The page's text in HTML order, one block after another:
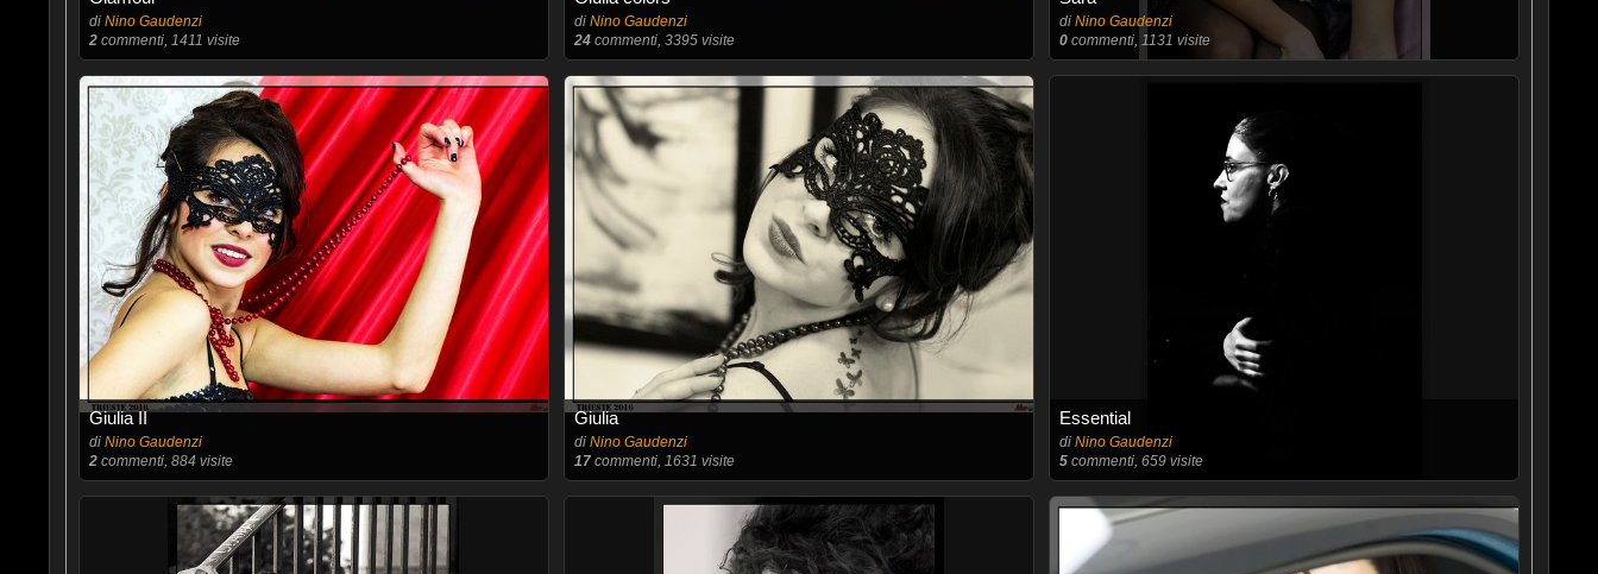
di Nino Gaudenzi
2commenti, 1411 visite
di Nino Gaudenzi
24commenti, 3395 visite
diNino Gaudenzi
0 commenti, 1131 visite
Giulia II
di Nino Gaudenzi
2commenti, 884 visite
Giulia
di Nino Gaudenzi
17commenti, 1631 visite
Essential
diNino Gaudenzi
5 commenti, 659 visite